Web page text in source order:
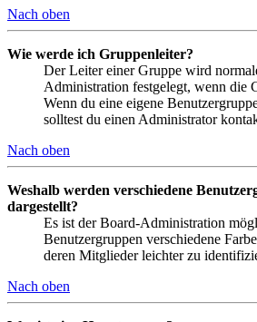
Nach oben
Wie werde ich Gruppenleiter?
Der Leiter einer Gruppe wird
Administration festgelegt, wenn die
Wenn du eine eigene
solltest du einen Administrator
Nach oben
Weshalb werden verschiedene
dargestellt?
Es ist der Board-Administration
Benutzergruppen verschiedene
deren Mitglieder leichter zu
Nach oben